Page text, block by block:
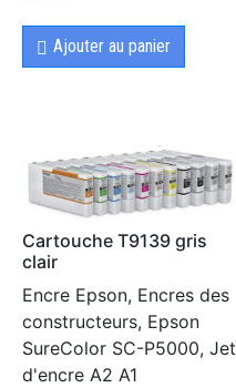
Ajouter au panier
Cartouche T9139 gris
clair
Encre Epson, Encres des
constructeurs, Epson
SureColor SC-P5000, Jet
d'encre A2 A1